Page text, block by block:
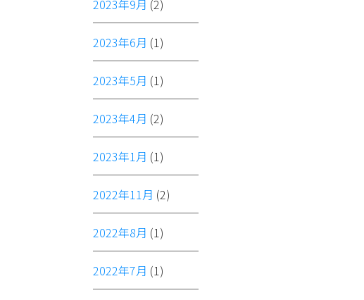
2023年9月 (2)
2023年6月 (1)
2023年5月 (1)
2023年4月 (2)
2023年1月 (1)
2022年11月 (2)
2022年8月 (1)
2022年7月 (1)